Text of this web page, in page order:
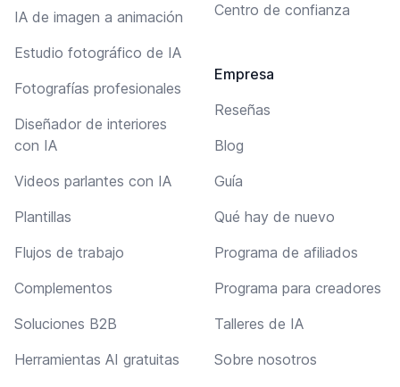
IA de imagen a animación
Estudio fotográfico de IA
Fotografías profesionales
Diseñador de interiores
con IA
Videos parlantes con IA
Plantillas
Flujos de trabajo
Complementos
Soluciones B2B
Herramientas AI gratuitas
Centro de confianza
Empresa
Reseñas
Blog
Guía
Qué hay de nuevo
Programa de afiliados
Programa para creadores
Talleres de IA
Sobre nosotros